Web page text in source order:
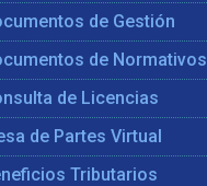
de Gestión
de Normativos
de Licencias
de Partes Virtual
Tributarios